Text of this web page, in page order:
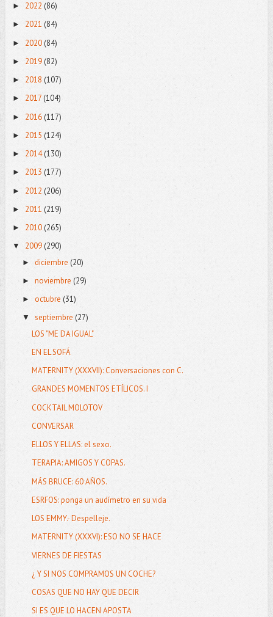
► 2022 (86)
► 2021 (84)
► 2020 (84)
► 2019(82)
► 2018 (107)
► 2017 (104)
► 2016(117)
► 2015 (124)
► 2014(130)
► 2013 (177)
► 2012 (206)
► 2011 (219)
► 2010(265)
▼ 2009(290)
► diciembre (20)
► noviembre (29)
► octubre (31)
▼ septiembre (27)
LOS "ME DA IGUAL"
EN EL SOFÁ
MATERNITY (XXXVII): Conversaciones con C.
GRANDES MOMENTOS ETÍLICOS. I
COCKTAIL MOLOTOV
CONVERSAR
ELLOS Y ELLAS: el sexo.
TERAPIA: AMIGOS Y COPAS.
MÁS BRUCE: 60 AÑOS.
ESRFOS: ponga un audímetro en su vida
LOS EMMY.- Despelleje.
MATERNITY (XXXVI): ESO NO SE HACE
VIERNES DE FIESTAS
¿ Y SI NOS COMPRAMOS UN COCHE?
COSAS QUE NO HAY QUE DECIR
SI ES QUE LO HACEN APOSTA